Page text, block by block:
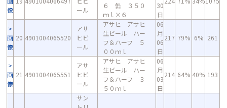
像
ール
６ 缶 ３５０
ｍｌ×６
30
日
画
像
20 4901004065520
アサ
ヒビ
ール
アサヒ アサヒ
生ビール ハー
フ＆ハーフ ５
００ｍｌ
06
月
06
日
217 79% 6% 261
画
像
21 4901004065551
アサ
ヒビ
ール
アサヒ アサヒ
生ビール ハー
フ＆ハーフ ３
５０ｍｌ
06
月
03
日
214 64% 40% 193
サン